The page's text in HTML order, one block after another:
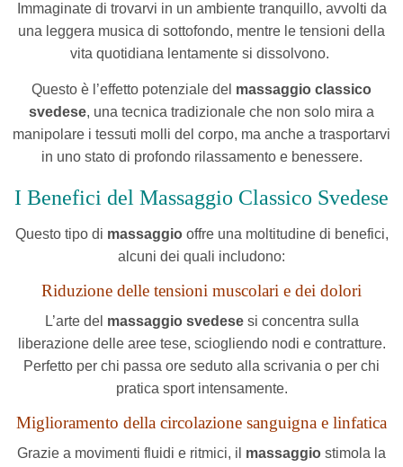
Immaginate di trovarvi in un ambiente tranquillo, avvolti da
una leggera musica di sottofondo, mentre le tensioni della
vita quotidiana lentamente si dissolvono.
Questo è l’effetto potenziale del massaggio classico
svedese, una tecnica tradizionale che non solo mira a
manipolare i tessuti molli del corpo, ma anche a trasportarvi
in uno stato di profondo rilassamento e benessere.
I Benefici del Massaggio Classico Svedese
Questo tipo di massaggiooffre una moltitudine di benefici,
alcuni dei quali includono:
Riduzione delle tensioni muscolari e dei dolori
L’arte del massaggio svedesesi concentra sulla
liberazione delle aree tese, sciogliendo nodi e contratture.
Perfetto per chi passa ore seduto alla scrivania o per chi
pratica sport intensamente.
Miglioramento della circolazione sanguigna e linfatica
Grazie a movimenti fluidi e ritmici, il massaggio stimola la